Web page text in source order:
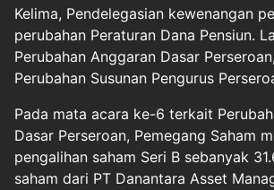
Kelima, Pendelegasian kewenangan
perubahan Peraturan Dana Pensiun.
Perubahan Anggaran Dasar
Perubahan Susunan Pengurus
Pada mata acara ke-6 terkait
Dasar Perseroan, Pemegang Saham
pengalihan saham Seri B sebanyak
saham dari PT Danantara Asset